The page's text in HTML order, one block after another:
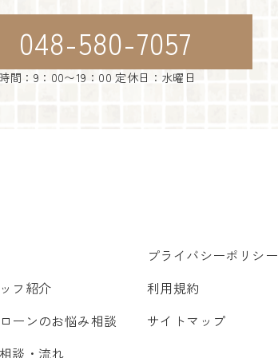
048-580-7057
間：9：00〜19：00 定休日：水曜日
フ紹介
ーンのお悩み相談
談・流れ
プライバシーポリシー
利用規約
サイトマップ